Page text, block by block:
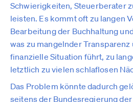
Schwierigkeiten, Steuerberater
leisten. Es kommt oft zu langen
Bearbeitung der Buchhaltung
was zu mangelnder
finanzielle Situation führt, zu
letztlich zu vielen schlaflosen
Das Problem könnte dadurch
seitens der Bundesregierung